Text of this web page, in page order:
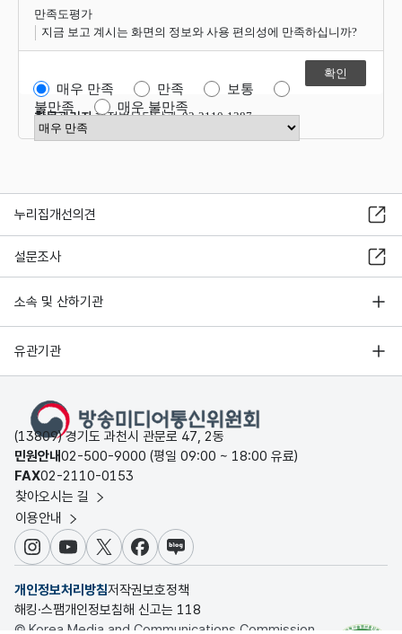
만족도평가
지금 보고 계시는 화면의 정보와 사용 편의성에 만족하십니까?
매우 만족 만족
보통
불만족
매우 불만족
만족도 점수 선택
항목관리자행정법무담당관 02-2110-1387
누리집개선의견
설문조사
소속 및 산하기관
유관기관
(13809) 경기도 과천시 관문로 47, 2동
민원안내02-500-9000 (평일 09:00 ~ 18:00 유료)
FAX02-2110-0153
찾아오시는 길
이용안내
인스타그램
유튜브X 페이스북
블로그
개인정보처리방침저작권보호정책
해킹·스팸개인정보침해 신고는 118
© Korea Media and Communications Commission.